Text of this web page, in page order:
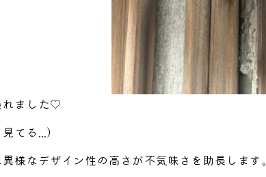
れました♡
てる...）
様なデザイン性の高さが不気味さを助長します。